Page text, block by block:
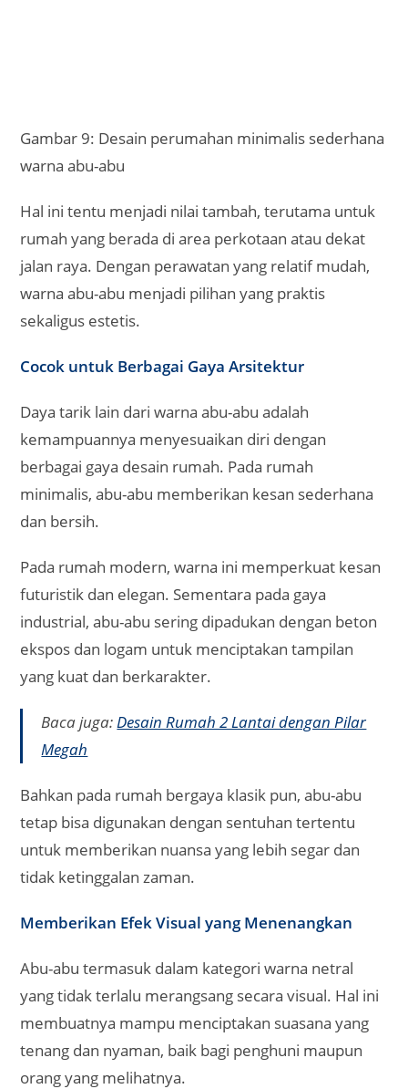
Gambar 9: Desain perumahan minimalis sederhana
warna abu-abu
Hal ini tentu menjadi nilai tambah, terutama untuk
rumah yang berada di area perkotaan atau dekat
jalan raya. Dengan perawatan yang relatif mudah,
warna abu-abu menjadi pilihan yang praktis
sekaligus estetis.
Cocok untuk Berbagai Gaya Arsitektur
Daya tarik lain dari warna abu-abu adalah
kemampuannya menyesuaikan diri dengan
berbagai gaya desain rumah. Pada rumah
minimalis, abu-abu memberikan kesan sederhana
dan bersih.
Pada rumah modern, warna ini memperkuat kesan
futuristik dan elegan. Sementara pada gaya
industrial, abu-abu sering dipadukan dengan beton
ekspos dan logam untuk menciptakan tampilan
yang kuat dan berkarakter.
Baca juga:Desain Rumah 2 Lantai dengan Pilar
Megah
Bahkan pada rumah bergaya klasik pun, abu-abu
tetap bisa digunakan dengan sentuhan tertentu
untuk memberikan nuansa yang lebih segar dan
tidak ketinggalan zaman.
Memberikan Efek Visual yang Menenangkan
Abu-abu termasuk dalam kategori warna netral
yang tidak terlalu merangsang secara visual. Hal ini
membuatnya mampu menciptakan suasana yang
tenang dan nyaman, baik bagi penghuni maupun
orang yang melihatnya.